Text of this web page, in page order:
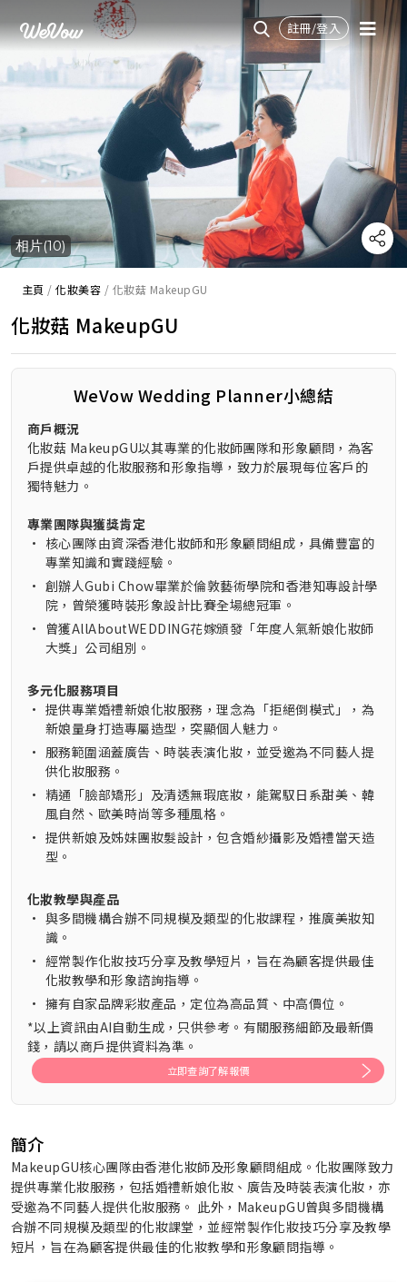
註冊/登入
相片(10)
主頁 /化妝美容 / 化妝菇 MakeupGU
化妝菇 MakeupGU
WeVow Wedding Planner小總結
商戶概況
化妝菇 MakeupGU以其專業的化妝師團隊和形象顧問，為客
戶提供卓越的化妝服務和形象指導，致力於展現每位客戶的
獨特魅力。
專業團隊與獲獎肯定
• 核心團隊由資深香港化妝師和形象顧問組成，具備豐富的
專業知識和實踐經驗。
• 創辦人Gubi Chow畢業於倫敦藝術學院和香港知專設計學
院，曾榮獲時裝形象設計比賽全場總冠軍。
•
曾獲AllAboutWEDDING花嫁頒發「年度人氣新娘化妝師
大獎」公司組別。
多元化服務項目
• 提供專業婚禮新娘化妝服務，理念為「拒絕倒模式」，為
新娘量身打造專屬造型，突顯個人魅力。
• 服務範圍涵蓋廣告、時裝表演化妝，並受邀為不同藝人提
供化妝服務。
• 精通「臉部矯形」及清透無瑕底妝，能駕馭日系甜美、韓
風自然、歐美時尚等多種風格。
• 提供新娘及姊妹團妝髮設計，包含婚紗攝影及婚禮當天造
型。
化妝教學與產品
• 與多間機構合辦不同規模及類型的化妝課程，推廣美妝知
識。
• 經常製作化妝技巧分享及教學短片，旨在為顧客提供最佳
化妝教學和形象諮詢指導。
• 擁有自家品牌彩妝產品，定位為高品質、中高價位。
*以上資訊由AI自動生成，只供參考。有關服務細節及最新價
錢，請以商戶提供資料為準。
立即查詢了解報價
簡介
MakeupGU核心團隊由香港化妝師及形象顧問組成。化妝團隊致力
提供專業化妝服務，包括婚禮新娘化妝、廣告及時裝表演化妝，亦
受邀為不同藝人提供化妝服務。 此外，MakeupGU曾與多間機構
合辦不同規模及類型的化妝課堂，並經常製作化妝技巧分享及教學
短片，旨在為顧客提供最佳的化妝教學和形象顧問指導。